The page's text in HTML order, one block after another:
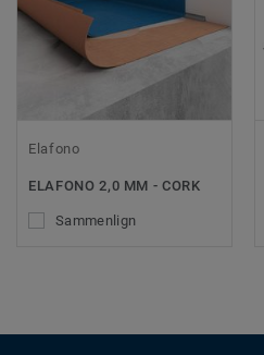
Elafono
ELAFONO 2,0 MM - CORK
Sammenlign